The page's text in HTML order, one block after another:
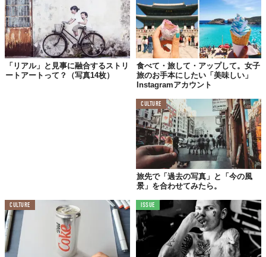
年ごろより、ファッションフォトの幅を広げるテクニックのひと
つとして、洋服の裾や髪の毛を風になびかせる技法としたのがオ
リジナルと言われています。
このシネマグラフを料理撮影に用いたのがロシア人フォトユニッ
ト「Kitchen Ghost」のふたり（Daria Khoroshavina氏とOlga
Kolesnikova氏）。一皿の料理ができあがるまでの調理の工程が分
視覚で体感する
フレンチトーストの作り方
「リアル」と見事に融合するストリ
ートアートって？（写真14枚）
食べて・旅して・アップして。女子
旅のお手本にしたい「美味しい」
Instagramアカウント
CULTURE
旅先で「過去の写真」と「今の風
景」を合わせてみたら。
CULTURE ISSUE